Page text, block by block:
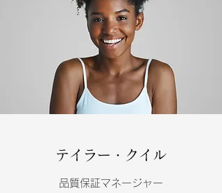
テイラー・クイル
品質保証マネージャー